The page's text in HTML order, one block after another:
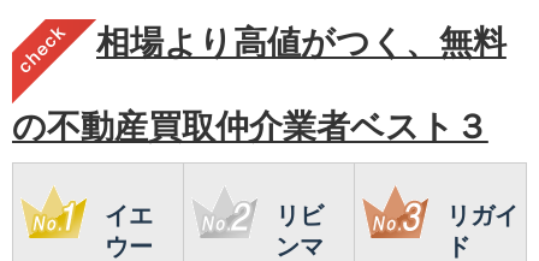
相場より高値がつく、無料
の不動産買取仲介業者ベスト３
イエ
ウー
リビ
ンマ
リガイ
ド